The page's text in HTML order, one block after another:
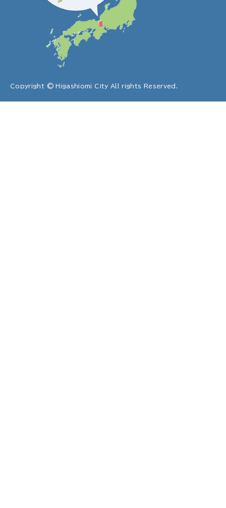
Copyright © Higashiomi City All rights Reserved.